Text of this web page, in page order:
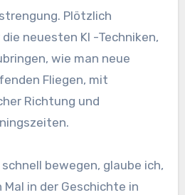
Plötzlich
neuesten KI -Techniken,
wie man neue
Fliegen, mit
Richtung und
bewegen, glaube ich,
in der Geschichte in